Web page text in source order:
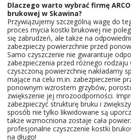
Dlaczego warto wybrać firmę
brukowej w Skawina?
Przywiązujemy szczególną wagę do
proces mycia kostki brukowej nie
się zabrudzeń, ale także na
zabezpieczy powierzchnie przed
Samo czyszczenie nie gwarantuje
zabezpieczenia przed różnego rodzaju
czyszczoną powierzchnię nakładamy
mające na celu m.in. zabezpieczenie
ponownym wzrostem grzybów,
zwiększenie jej mrozoodporności.
zabezpieczyć strukturę bruku i
sposób nie tylko likwidowane są
także wzmocniona zostaje cała
profesjonalne czyszczenie kostki
na długo!